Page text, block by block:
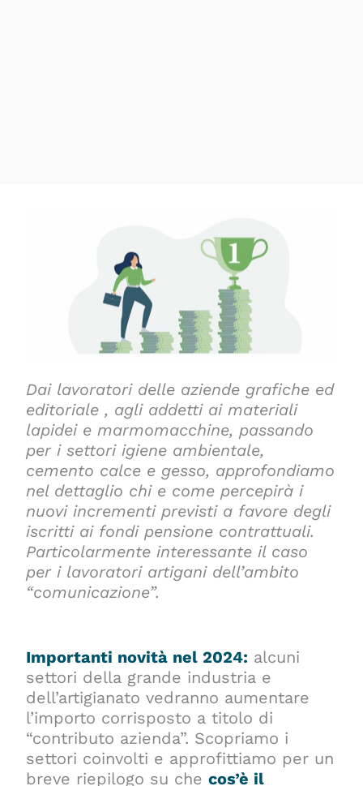
Dai lavoratori delle aziende grafiche ed
editoriale , agli addetti ai materiali
lapidei e marmomacchine, passando
per i settori igiene ambientale,
cemento calce e gesso, approfondiamo
nel dettaglio chi e come percepirà i
nuovi incrementi previsti a favore degli
iscritti ai fondi pensione contrattuali.
Particolarmente interessante il caso
per i lavoratori artigani dell’ambito
“comunicazione”.
Importanti novità nel 2024: alcuni
settori della grande industria e
dell’artigianato vedranno aumentare
l’importo corrisposto a titolo di
“contributo azienda”. Scopriamo i
settori coinvolti e approfittiamo per un
breve riepilogo su checos’è il